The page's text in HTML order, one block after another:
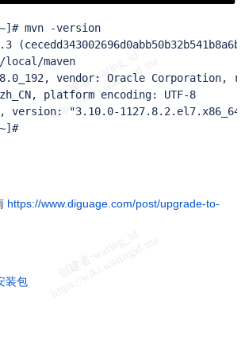
~]# mvn -version
local/maven
vendor: Oracle
platform encoding: UTF-8
version: "3.10.0-
https://www.diguage.com/post/upgrade-to-
装包